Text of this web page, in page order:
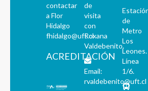
contactar
a Flor
Hidalgo
fhidalgo@uft.cl
ACREDITACIÓN
de
visita
con
Roxana
Valdebenito.
Email:
rvaldebenito@uft.cl
de
Metro
Los
Leones.
Línea
1/6.